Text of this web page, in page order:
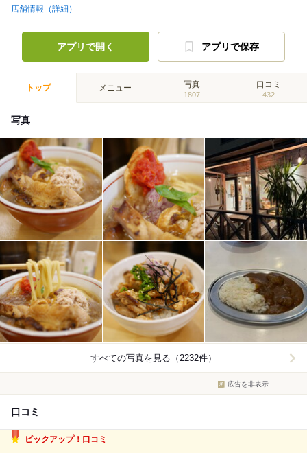
店舗情報（詳細）
アプリで開く アプリで保存
トップ メニュー 写真
1807
口コミ
432
写真
すべての写真を見る（2232件）
広告を非表示
口コミ
ピックアップ！口コミ